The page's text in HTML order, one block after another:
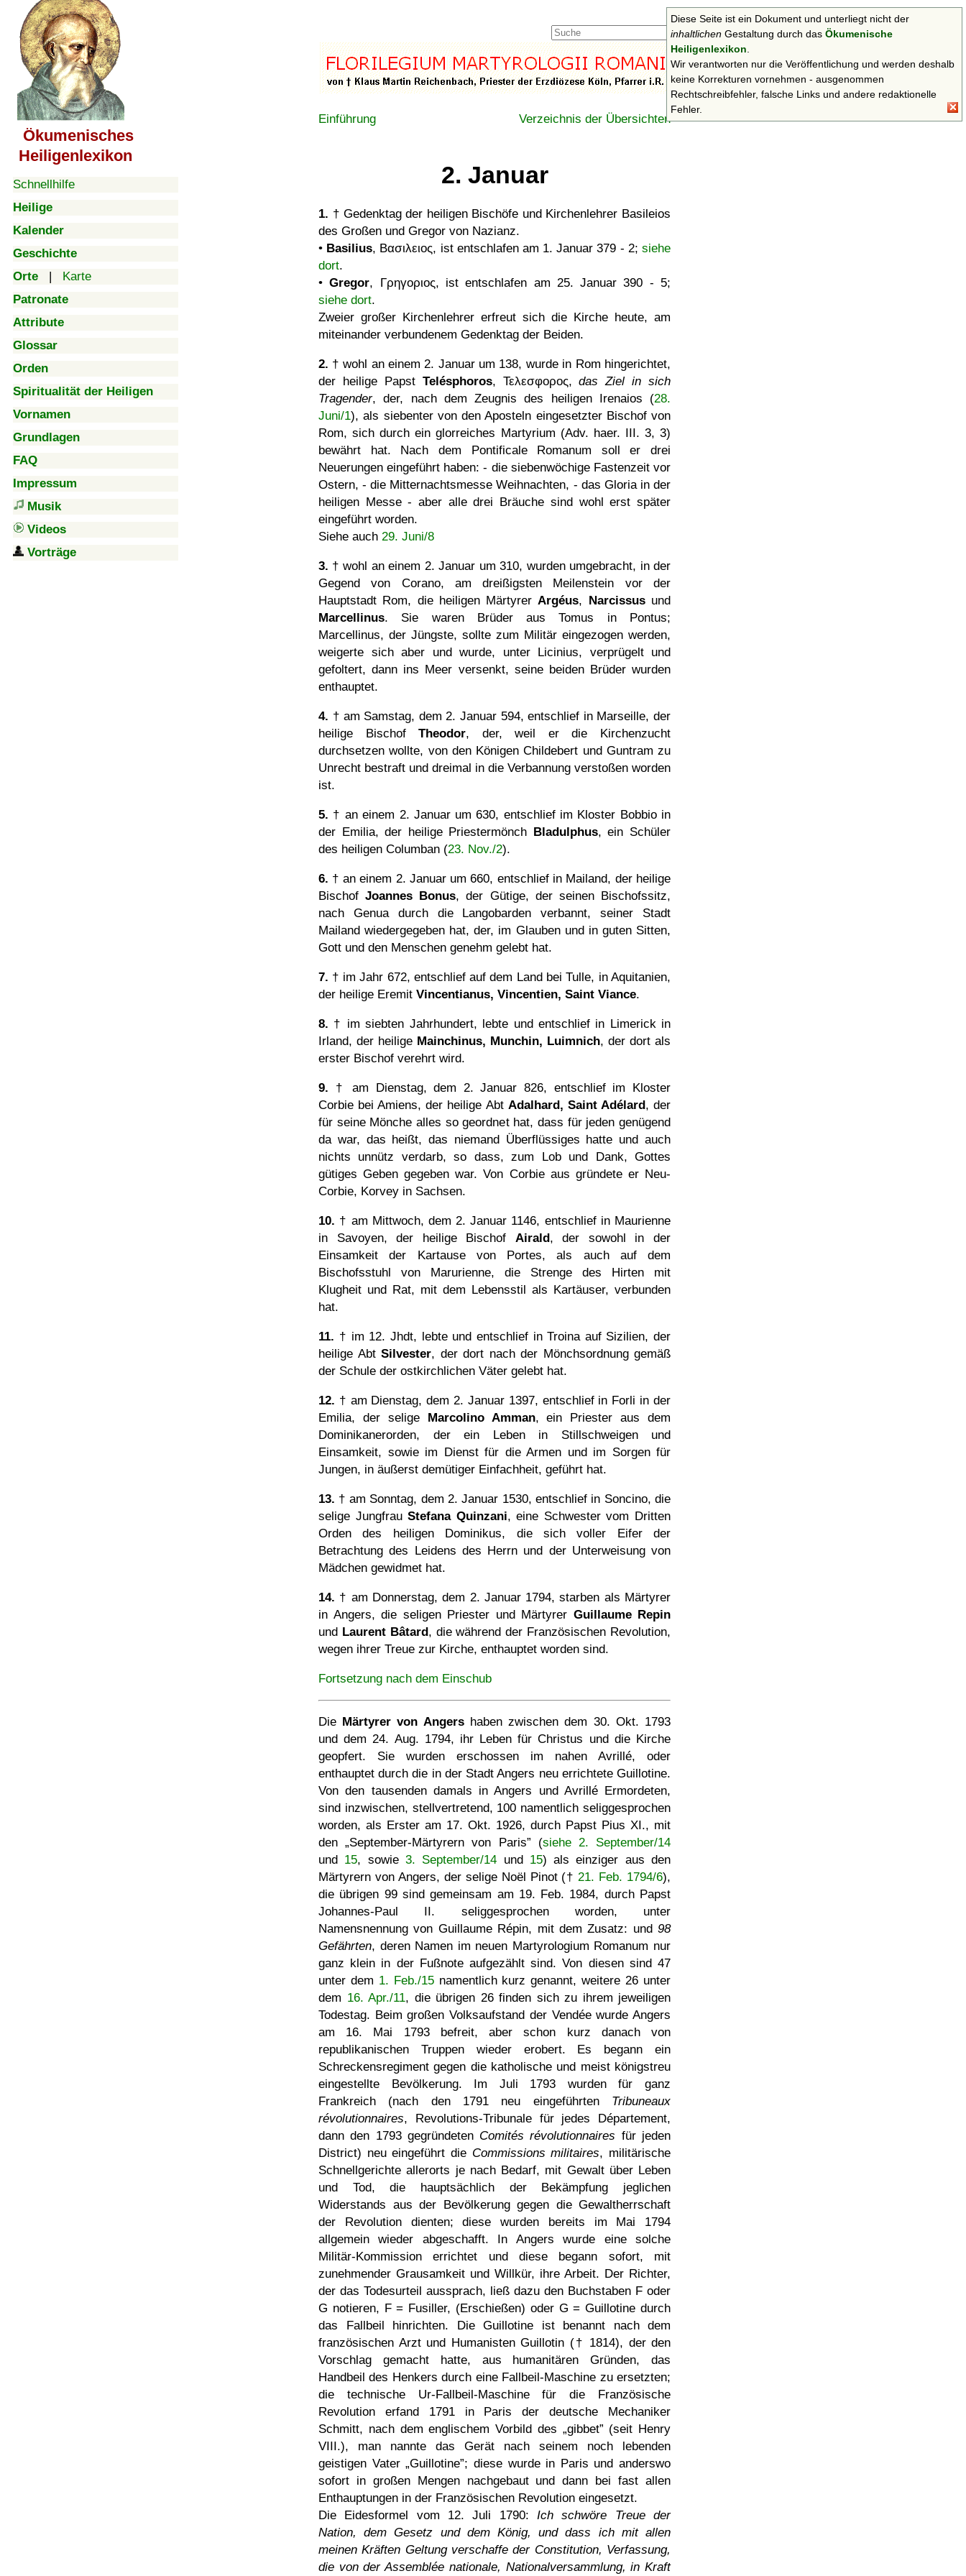
Ökumenisches
Heiligenlexikon
Schnellhilfe
Heilige
Kalender
Geschichte
Orte | Karte
Patronate
Attribute
Glossar
Orden
Spiritualität der Heiligen
Vornamen
Grundlagen
FAQ
Impressum
Musik
Videos
Vorträge
Suchen
Einführung Verzeichnis der Übersichten
2. Januar
1. † Gedenktag der heiligen Bischöfe und Kirchenlehrer Basileios
des Großen und Gregor von Nazianz.
• Basilius, Βασιλειος, ist entschlafen am 1. Januar 379 - 2;siehe
dort.
•Gregor, Γρηγοριος, ist entschlafen am 25. Januar 390 - 5;
siehe dort.
Zweier großer Kirchenlehrer erfreut sich die Kirche heute, am
miteinander verbundenem Gedenktag der Beiden.
2. † wohl an einem 2. Januar um 138, wurde in Rom hingerichtet,
der heilige Papst Telésphoros, Τελεσφορος,das Ziel in sich
Tragender, der, nach dem Zeugnis des heiligen Irenaios (28.
Juni/1), als siebenter von den Aposteln eingesetzter Bischof von
Rom, sich durch ein glorreiches Martyrium (Adv. haer. III. 3, 3)
bewährt hat. Nach dem Pontificale Romanum soll er drei
Neuerungen eingeführt haben: - die siebenwöchige Fastenzeit vor
Ostern, - die Mitternachtsmesse Weihnachten, - das Gloria in der
heiligen Messe - aber alle drei Bräuche sind wohl erst später
eingeführt worden.
Siehe auch 29. Juni/8
3. † wohl an einem 2. Januar um 310, wurden umgebracht, in der
Gegend von Corano, am dreißigsten Meilenstein vor der
Hauptstadt Rom, die heiligen MärtyrerArgéus, Narcissusund
Marcellinus. Sie waren Brüder aus Tomus in Pontus;
Marcellinus, der Jüngste, sollte zum Militär eingezogen werden,
weigerte sich aber und wurde, unter Licinius, verprügelt und
gefoltert, dann ins Meer versenkt, seine beiden Brüder wurden
enthauptet.
4. † am Samstag, dem 2. Januar 594, entschlief in Marseille, der
heilige BischofTheodor, der, weil er die Kirchenzucht
durchsetzen wollte, von den Königen Childebert und Guntram zu
Unrecht bestraft und dreimal in die Verbannung verstoßen worden
ist.
5. † an einem 2. Januar um 630, entschlief im Kloster Bobbio in
der Emilia, der heilige Priestermönch Bladulphus, ein Schüler
des heiligen Columban (23. Nov./2).
6. † an einem 2. Januar um 660, entschlief in Mailand, der heilige
BischofJoannes Bonus, der Gütige, der seinen Bischofssitz,
nach Genua durch die Langobarden verbannt, seiner Stadt
Mailand wiedergegeben hat, der, im Glauben und in guten Sitten,
Gott und den Menschen genehm gelebt hat.
7. † im Jahr 672, entschlief auf dem Land bei Tulle, in Aquitanien,
der heilige Eremit Vincentianus, Vincentien, Saint Viance.
8. † im siebten Jahrhundert, lebte und entschlief in Limerick in
Irland, der heilige Mainchinus, Munchin, Luimnich, der dort als
erster Bischof verehrt wird.
9. † am Dienstag, dem 2. Januar 826, entschlief im Kloster
Corbie bei Amiens, der heilige Abt Adalhard, Saint Adélard, der
für seine Mönche alles so geordnet hat, dass für jeden genügend
da war, das heißt, das niemand Überflüssiges hatte und auch
nichts unnütz verdarb, so dass, zum Lob und Dank, Gottes
gütiges Geben gegeben war. Von Corbie aus gründete er Neu-
Corbie, Korvey in Sachsen.
10. † am Mittwoch, dem 2. Januar 1146, entschlief in Maurienne
in Savoyen, der heilige Bischof Airald, der sowohl in der
Einsamkeit der Kartause von Portes, als auch auf dem
Bischofsstuhl von Marurienne, die Strenge des Hirten mit
Klugheit und Rat, mit dem Lebensstil als Kartäuser, verbunden
hat.
11. † im 12. Jhdt, lebte und entschlief in Troina auf Sizilien, der
heilige Abt Silvester, der dort nach der Mönchsordnung gemäß
der Schule der ostkirchlichen Väter gelebt hat.
12. † am Dienstag, dem 2. Januar 1397, entschlief in Forli in der
Emilia, der selige Marcolino Amman, ein Priester aus dem
Dominikanerorden, der ein Leben in Stillschweigen und
Einsamkeit, sowie im Dienst für die Armen und im Sorgen für
Jungen, in äußerst demütiger Einfachheit, geführt hat.
13. † am Sonntag, dem 2. Januar 1530, entschlief in Soncino, die
selige JungfrauStefana Quinzani, eine Schwester vom Dritten
Orden des heiligen Dominikus, die sich voller Eifer der
Betrachtung des Leidens des Herrn und der Unterweisung von
Mädchen gewidmet hat.
14. † am Donnerstag, dem 2. Januar 1794, starben als Märtyrer
in Angers, die seligen Priester und Märtyrer Guillaume Repin
und Laurent Bâtard, die während der Französischen Revolution,
wegen ihrer Treue zur Kirche, enthauptet worden sind.
Fortsetzung nach dem Einschub
Die Märtyrer von Angershaben zwischen dem 30. Okt. 1793
und dem 24. Aug. 1794, ihr Leben für Christus und die Kirche
geopfert. Sie wurden erschossen im nahen Avrillé, oder
enthauptet durch die in der Stadt Angers neu errichtete Guillotine.
Von den tausenden damals in Angers und Avrillé Ermordeten,
sind inzwischen, stellvertretend, 100 namentlich seliggesprochen
worden, als Erster am 17. Okt. 1926, durch Papst Pius XI., mit
den September-Märtyrern von Paris (siehe 2. September/14
und 15, sowie 3. September/14 und 15) als einziger aus den
Märtyrern von Angers, der selige Noël Pinot (†21. Feb. 1794/6),
die übrigen 99 sind gemeinsam am 19. Feb. 1984, durch Papst
Johannes-Paul II. seliggesprochen worden, unter
Namensnennung von Guillaume Répin, mit dem Zusatz: und 98
Gefährten, deren Namen im neuen Martyrologium Romanum nur
ganz klein in der Fußnote aufgezählt sind. Von diesen sind 47
unter dem 1. Feb./15namentlich kurz genannt, weitere 26 unter
dem 16. Apr./11, die übrigen 26 finden sich zu ihrem jeweiligen
Todestag. Beim großen Volksaufstand der Vendée wurde Angers
am 16. Mai 1793 befreit, aber schon kurz danach von
republikanischen Truppen wieder erobert. Es begann ein
Schreckensregiment gegen die katholische und meist königstreu
eingestellte Bevölkerung. Im Juli 1793 wurden für ganz
Frankreich (nach den 1791 neu eingeführten Tribuneaux
révolutionnaires, Revolutions-Tribunale für jedes Département,
dann den 1793 gegründeten Comités révolutionnaires für jeden
District) neu eingeführt die Commissions militaires, militärische
Schnellgerichte allerorts je nach Bedarf, mit Gewalt über Leben
und Tod, die hauptsächlich der Bekämpfung jeglichen
Widerstands aus der Bevölkerung gegen die Gewaltherrschaft
der Revolution dienten; diese wurden bereits im Mai 1794
allgemein wieder abgeschafft. In Angers wurde eine solche
Militär-Kommission errichtet und diese begann sofort, mit
zunehmender Grausamkeit und Willkür, ihre Arbeit. Der Richter,
der das Todesurteil aussprach, ließ dazu den Buchstaben F oder
G notieren, F = Fusiller, (Erschießen) oder G = Guillotine durch
das Fallbeil hinrichten. Die Guillotine ist benannt nach dem
französischen Arzt und Humanisten Guillotin († 1814), der den
Vorschlag gemacht hatte, aus humanitären Gründen, das
Handbeil des Henkers durch eine Fallbeil-Maschine zu ersetzten;
die technische Ur-Fallbeil-Maschine für die Französische
Revolution erfand 1791 in Paris der deutsche Mechaniker
Schmitt, nach dem englischem Vorbild des
gibbet
(seit Henry
VIII.), man nannte das Gerät nach seinem noch lebenden
geistigen Vater Guillotine ; diese wurde in Paris und anderswo
sofort in großen Mengen nachgebaut und dann bei fast allen
Enthauptungen in der Französischen Revolution eingesetzt.
Die Eidesformel vom 12. Juli 1790: Ich schwöre Treue der
Nation, dem Gesetz und dem König, und dass ich mit allen
meinen Kräften Geltung verschaffe der Constitution, Verfassung,
die von der Assemblée nationale, Nationalversammlung, in Kraft
Diese Seite ist ein Dokument und unterliegt nicht der
inhaltlichen Gestaltung durch das Ökumenische
Heiligenlexikon
Wir verantworten nur die Veröffentlichung und werden deshalb
keine Korrekturen vornehmen - ausgenommen
Rechtschreibfehler, falsche Links und andere redaktionelle
Fehler.